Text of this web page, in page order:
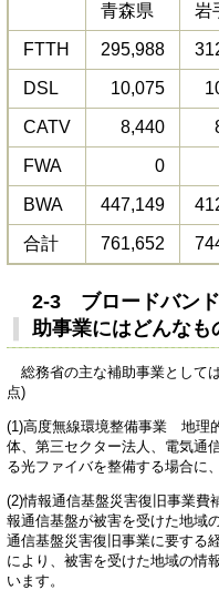
青森県 岩
FTTH 295,988
DSL 10,075
CATV 8,440
FWA 0
BWA 447,149
合計 761,652
2-3 ブロードバン
助事業にはどんなも
総務省の主な補助事業として
点)
(1)高度無線環境整備事業 地理
体、第三セクター法人、電気通
る光ファイバを整備する場合に
(2)情報通信基盤災害復旧事業
報通信基盤が被害を受けた地域
通信基盤災害復旧事業に要する
により、被害を受けた地域の情
います。